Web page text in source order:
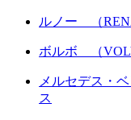
ルノー （
ボルボ （
メルセデス・
ス